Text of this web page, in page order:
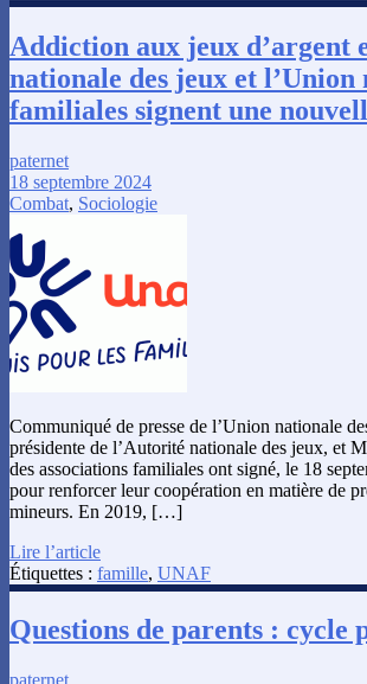
Addiction aux jeux d’argent
nationale des jeux et l’Union
familiales signent une
paternet
18 septembre 2024
Combat, Sociologie
Communiqué de presse de l’Union nationale
présidente de l’Autorité nationale des jeux, et
des associations familiales ont signé, le 18
pour renforcer leur coopération en matière de
mineurs. En 2019, […]
Lire l’article
Étiquettes : famille, UNAF
Questions de parents : cycle